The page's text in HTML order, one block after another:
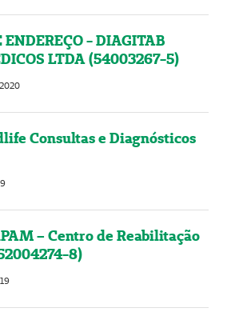
- DIAGITAB
LTDA (54003267-5)
Consultas e Diagnósticos
– Centro de Reabilitação
8)